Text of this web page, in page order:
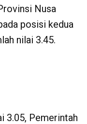
Nusa
posisi kedua
nilai 3.45.
3.05, Pemerintah